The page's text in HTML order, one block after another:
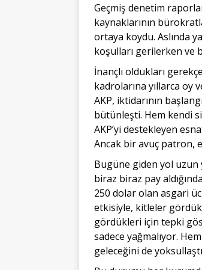
Geçmiş denetim
kaynaklarının
ortaya koydu. Aslında
koşulları gerilerken ve
İnançlı oldukları
kadrolarına yıllarca oy
AKP, iktidarının
bütünleşti. Hem kendi
AKP’yi destekleyen
Ancak bir avuç patron,
Bugüne giden yol uzun
biraz biraz pay
250 dolar olan asgari
etkisiyle, kitleler
gördükleri için tepki
sadece yağmalıyor.
geleceğini de